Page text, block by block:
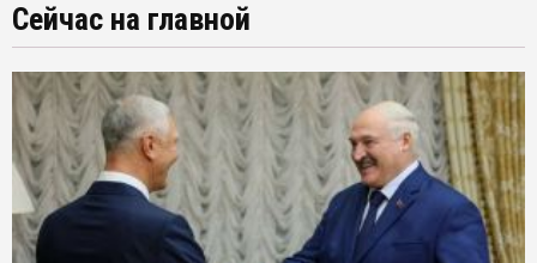
Сейчас на главной